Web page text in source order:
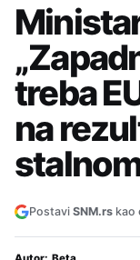
treba
na
Postavi SNM.rs kao